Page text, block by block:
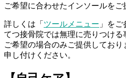
ご希望に合わせたインソールをご
詳しくは「 ツールメニュー 」をご
てつ接骨院では無理に売りつける
ご希望の場合のみご提供してお
申し付けください。